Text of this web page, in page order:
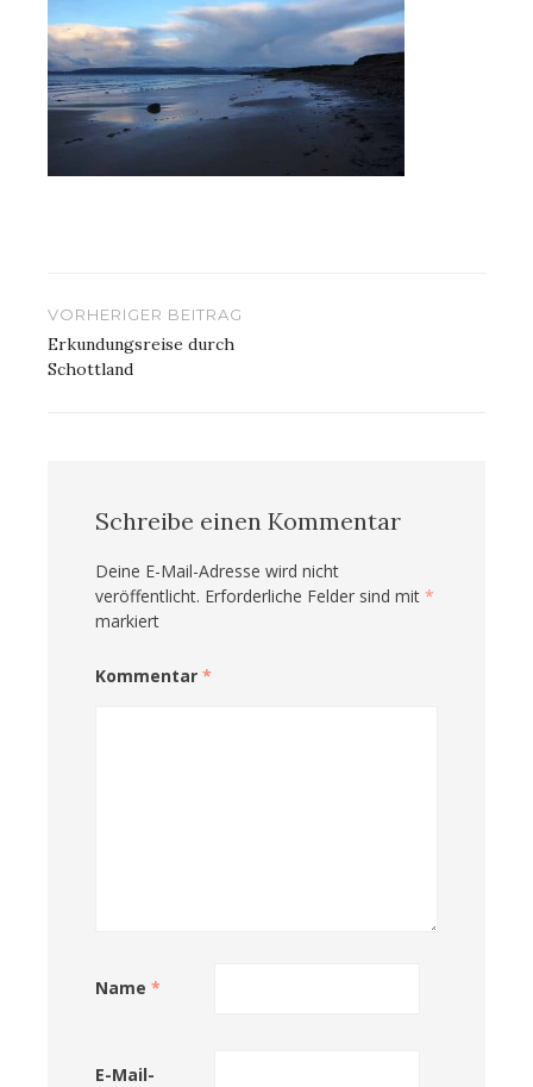
Beitragsnavigation
VORHERIGER BEITRAG
Erkundungsreise durch
Schottland
Schreibe einen Kommentar
Deine E-Mail-Adresse wird nicht
veröffentlicht. Erforderliche Felder sind mit *
markiert
Kommentar *
Name *
E-Mail-